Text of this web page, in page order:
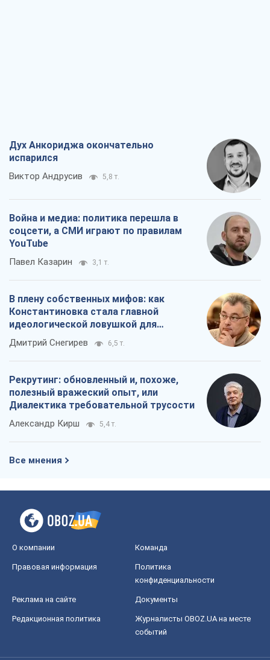
Дух Анкориджа окончательно
испарился
Виктор Андрусив 5,8 т.
Война и медиа: политика перешла в
соцсети, а СМИ играют по правилам
YouTube
Павел Казарин 3,1 т.
В плену собственных мифов: как
Константиновка стала главной
идеологической ловушкой для
российских оккупантов
Дмитрий Снегирев 6,5 т.
Рекрутинг: обновленный и, похоже,
полезный вражеский опыт, или
Диалектика требовательной трусости
Александр Кирш 5,4 т.
Все мнения
О компании Команда
Правовая информация
Политика
конфиденциальности
Реклама на сайте Документы
Редакционная политика
Журналисты OBOZ.UA на месте
событий